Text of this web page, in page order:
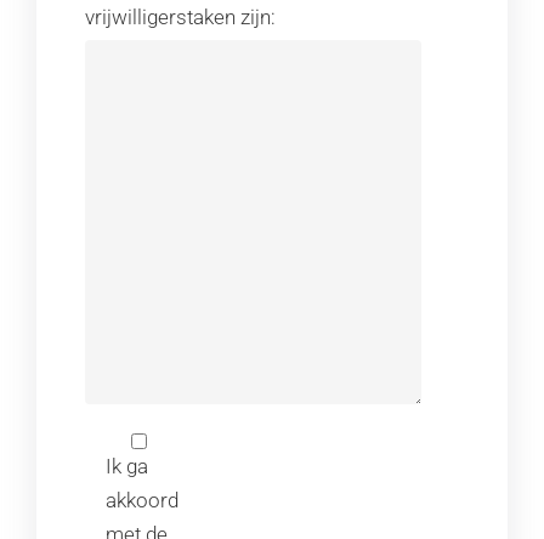
vrijwilligerstaken zijn:
Ik ga
akkoord
met de